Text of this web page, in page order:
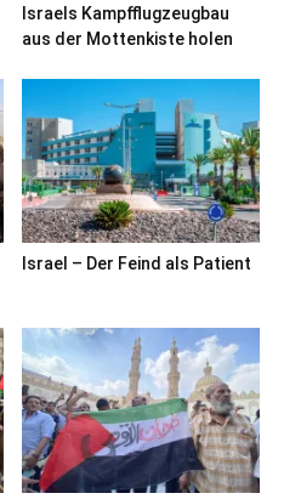
Israels Kampfflugzeugbau
aus der Mottenkiste holen
Israel – Der Feind als Patient